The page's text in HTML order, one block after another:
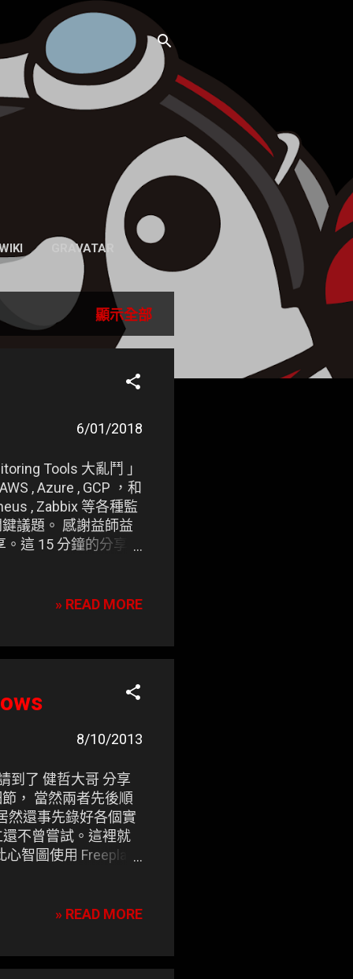
GRAVATAR
顯示全部
6/01/2018
Tools 大亂鬥 」
, Azure , GCP ，和
, Zabbix 等各種監
議題。 感謝益師益
這 15 分鐘的分享，
的 眼 ，無時無刻幫
» READ MORE
8/10/2013
到了 健哲大哥 分享
， 當然兩者先後順
然還事先錄好各個實
不曾嘗試。這裡就
智圖使用 Freeplane
» READ MORE